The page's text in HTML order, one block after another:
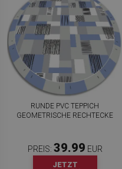
RUNDE PVC TEPPICH
GEOMETRISCHE RECHTECKE
PREIS: 39.99 EUR
JETZT